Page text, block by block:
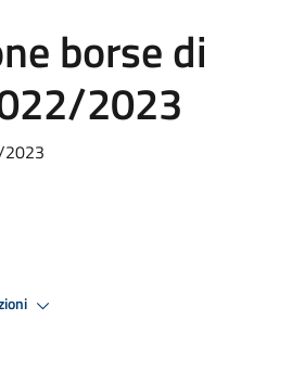
borse di
2023
2023